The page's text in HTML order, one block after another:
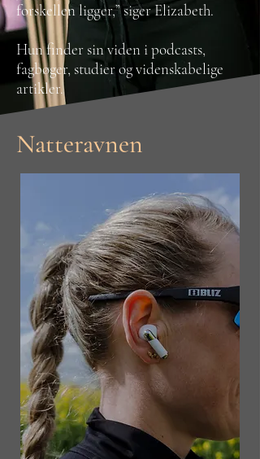
forskellen ligger,” siger Elizabeth.
Hun finder sin viden i podcasts,
fagbøger, studier og videnskabelige
artikler.
Natteravnen